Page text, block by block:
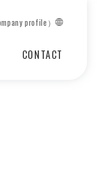
profile）
CONTACT